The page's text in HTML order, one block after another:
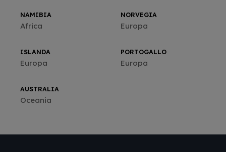
NAMIBIA
Africa
NORVEGIA
Europa
ISLANDA
Europa
PORTOGALLO
Europa
AUSTRALIA
Oceania